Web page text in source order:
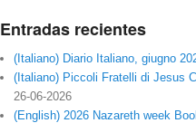
Entradas recientes
(Italiano) Diario Italiano, giugno
(Italiano) Piccoli Fratelli di Jesus
26-06-2026
(English) 2026 Nazareth week